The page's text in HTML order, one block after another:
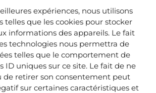
expériences, nous utilisons
telles que les cookies pour stocker
informations des appareils. Le fait
technologies nous permettra de
telles que le comportement de
ID uniques sur ce site. Le fait de ne
de retirer son consentement peut
sur certaines caractéristiques et
33210 LANGON
.
05 40 41 37 18
.
AU SAMEDI
12H45 | 14H00 -19H00